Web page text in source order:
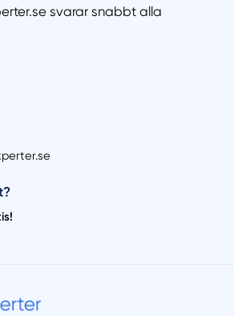
svarar snabbt alla